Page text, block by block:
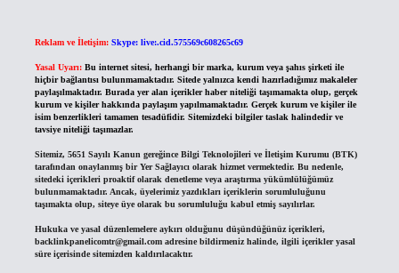
Reklam ve İletişim: Skype: live:.cid.575569c608265c69
Yasal Uyarı: Bu internet sitesi, herhangi bir marka, kurum veya şahıs şirketi ile
hiçbir bağlantısı bulunmamaktadır. Sitede yalnızca kendi hazırladığımız makaleler
paylaşılmaktadır. Burada yer alan içerikler haber niteliği taşımamakta olup, gerçek
kurum ve kişiler hakkında paylaşım yapılmamaktadır. Gerçek kurum ve kişiler ile
isim benzerlikleri tamamen tesadüfidir. Sitemizdeki bilgiler taslak halindedir ve
tavsiye niteliği taşımazlar.
Sitemiz, 5651 Sayılı Kanun gereğince Bilgi Teknolojileri ve İletişim Kurumu (BTK)
tarafından onaylanmış bir Yer Sağlayıcı olarak hizmet vermektedir. Bu nedenle,
sitedeki içerikleri proaktif olarak denetleme veya araştırma yükümlülüğümüz
bulunmamaktadır. Ancak, üyelerimiz yazdıkları içeriklerin sorumluluğunu
taşımakta olup, siteye üye olarak bu sorumluluğu kabul etmiş sayılırlar.
Hukuka ve yasal düzenlemelere aykırı olduğunu düşündüğünüz içerikleri,
backlinkpanelicomtr@gmail.comadresine bildirmeniz halinde, ilgili içerikler yasal
süre içerisinde sitemizden kaldırılacaktır.